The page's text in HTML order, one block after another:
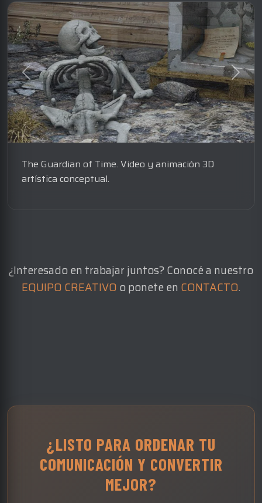
The Guardian of Time. Video y animación 3D
artística conceptual.
¿Interesado en trabajar juntos? Conocé a nuestro
EQUIPO CREATIVO o ponete en CONTACTO.
¿LISTO PARA ORDENAR TU
COMUNICACIÓN Y CONVERTIR
MEJOR?